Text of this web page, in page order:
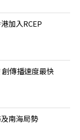
加入RCEP
傳播速度最快
南海局勢